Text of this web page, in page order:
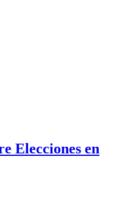
Elecciones en